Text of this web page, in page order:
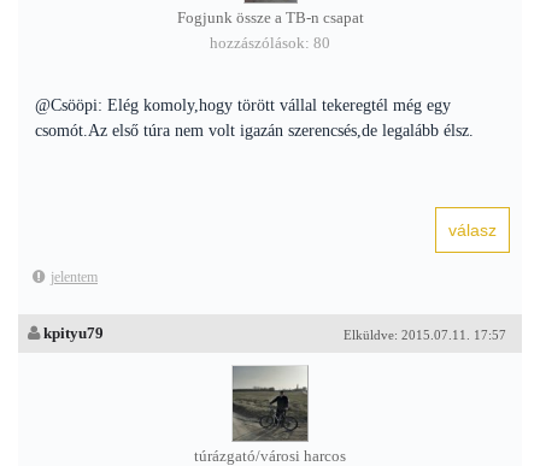
Fogjunk össze a TB-n csapat
hozzászólások: 80
@Csööpi: Elég komoly,hogy törött vállal tekeregtél még egy
csomót.Az első túra nem volt igazán szerencsés,de legalább élsz.
jelentem
Elküldve: 2015.07.11. 17:57
kpityu79
túrázgató/városi harcos